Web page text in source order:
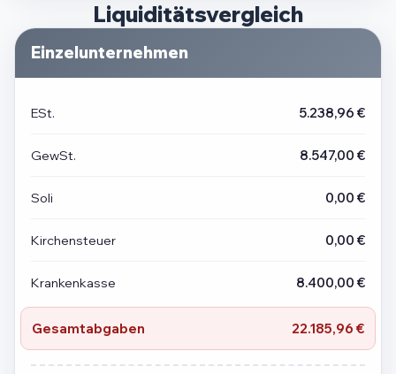
Liquiditätsvergleich
Einzelunternehmen
ESt. 5.238,96 €
GewSt. 8.547,00 €
Soli 0,00 €
Kirchensteuer 0,00 €
Krankenkasse 8.400,00 €
Gesamtabgaben 22.185,96 €